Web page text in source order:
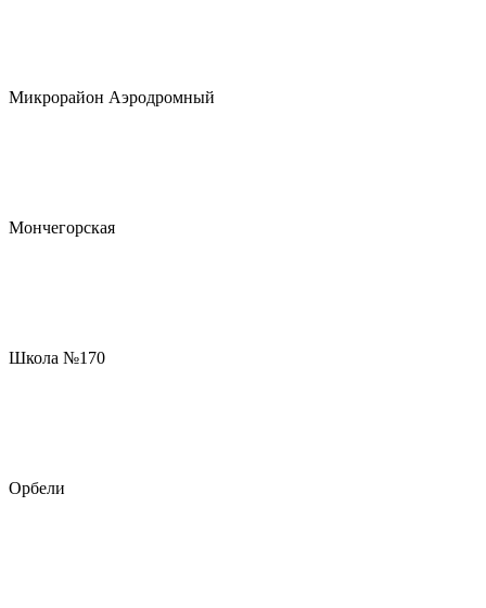
Микрорайон Аэродромный
Мончегорская
Школа №170
Орбели